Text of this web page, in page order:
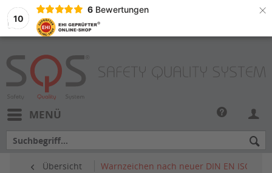
10
6 Bewertungen ×
MENÜ
Übersicht Warnzeichen nach neuer DIN EN ISO